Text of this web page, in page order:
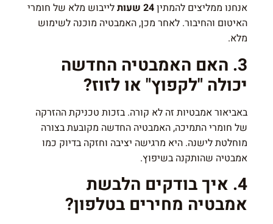
אנחנו ממליצים להמתין24 שעות
לייבוש מלא של חומרי
האיטום והחיבור. לאחר מכן, האמבטיה מוכנה לשימוש
מלא.
3. האם האמבטיה החדשה
יכולה "לקפוץ" או לזוז?
באביאור אמבטיות זה לא קורה. בזכות טכניקת ההזרקה
של חומרי התמיכה, האמבטיה החדשה מקובעת בצורה
מוחלטת לישנה. היא מרגישה יציבה וחזקה בדיוק כמו
אמבטיה שהותקנה בשיפוץ.
4. איך בודקים הלבשת
אמבטיה מחירים בטלפון?